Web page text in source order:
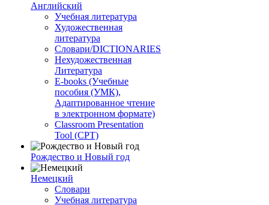
Английский
Учебная литература
Художественная
литература
Словари/DICTIONARIES
Нехудожественная
Литература
E-books (Учебные
пособия (УМК),
Адаптированное чтение
в электронном формате)
Classroom Presentation
Tool (CPT)
Рождество и Новый год
Немецкий
Словари
Учебная литература